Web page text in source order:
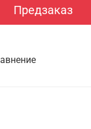
Предзаказ